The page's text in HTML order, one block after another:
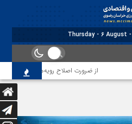
از ضرورت اصلاح رویه‌های بازرسی تا لزوم اصلاح